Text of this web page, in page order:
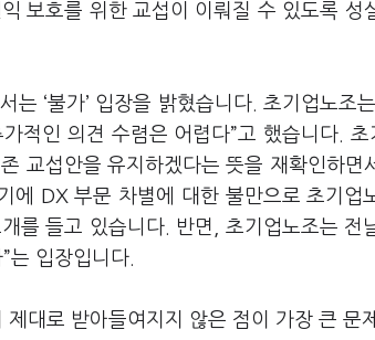
보호를 위한 교섭이 이뤄질 수 있도록 성
는 ‘불가’ 입장을 밝혔습니다. 초기업노조
적인 의견 수렴은 어렵다”고 했습니다
초
교섭안을 유지하겠다는 뜻을 재확인하면
에 DX부문 차별에 대한 불만으로 초기업
를 들고 있습니다. 반면
초기업노조는 전
”는 입장입니다
제대로 받아들여지지 않은 점이 가장 큰 문